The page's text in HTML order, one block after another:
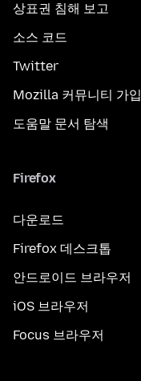
상표권 침해 보고
소스 코드
Twitter
Mozilla 커뮤니티 가입
도움말 문서 탐색
Firefox
다운로드
Firefox 데스크톱
안드로이드 브라우저
iOS 브라우저
Focus 브라우저